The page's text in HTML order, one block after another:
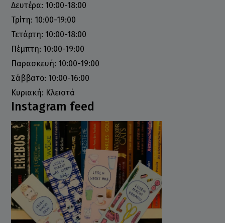
Δευτέρα: 10:00-18:00
Τρίτη: 10:00-19:00
Τετάρτη: 10:00-18:00
Πέμπτη: 10:00-19:00
Παρασκευή: 10:00-19:00
Σάββατο: 10:00-16:00
Κυριακή: Κλειστά
Instagram feed